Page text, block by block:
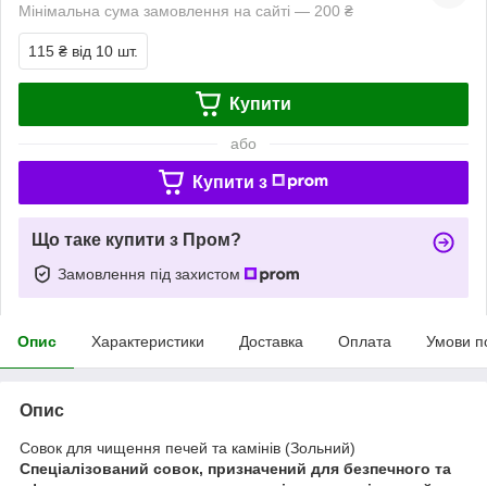
Мінімальна сума замовлення на сайті — 200 ₴
115 ₴ від 10 шт.
Купити
або
Купити з
Що таке купити з Пром?
Замовлення під захистом
Опис Характеристики Доставка Оплата Умови
Опис
Совок для чищення печей та камінів (Зольний)
Спеціалізований совок, призначений для безпечного та